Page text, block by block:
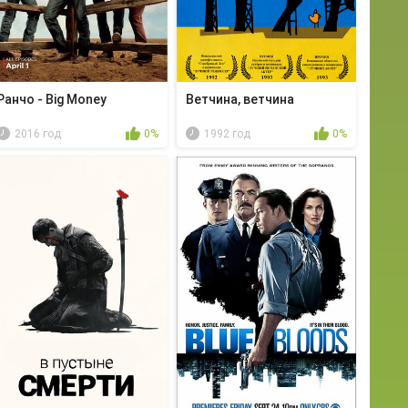
- Big Money
2016 год 0%
Ветчина, ветчина
1992 год 0%